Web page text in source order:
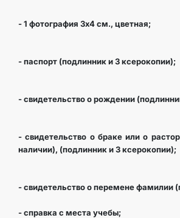
- 1 фотография 3х4 см., цветная;
- паспорт (подлинник и 3 ксерокопии);
- свидетельство о рождении
- свидетельство о браке или о
наличии), (подлинник и 3 ксерокопии);
- свидетельство о перемене фамилии
- справка с места учебы;